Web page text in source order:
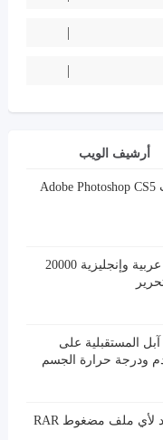
أرشيف الويب
تحميل برنامج فوتوشوب Adobe Photoshop CS5
تحميل مجموعة خطوط عربية وإنجليزية 20000
المستقبلية على
ودرجة حرارة الجسم
طريقة معرفة الباسوورد لأي ملف مضغوط RAR